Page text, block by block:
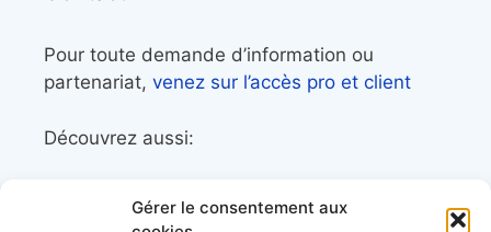
Gérer le consentement aux
Pour toute demande d’information ou
partenariat, venez sur l’accès pro et client
Découvrez aussi:
librairie maritime